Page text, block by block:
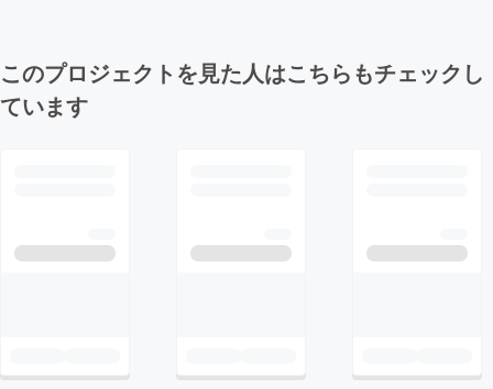
このプロジェクトを見た人はこちらもチェックし
ています